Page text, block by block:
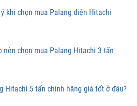
khi chọn mua Palang điện Hitachi
nên chọn mua Palang Hitachi 3 tấn
Hitachi 5 tấn chính hãng giá tốt ở đâu?